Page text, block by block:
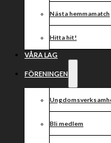
Nästa hemmamatch
Hitta hit!
VÅRA LAG
FÖRENINGEN
Bli medlem
med
Shields